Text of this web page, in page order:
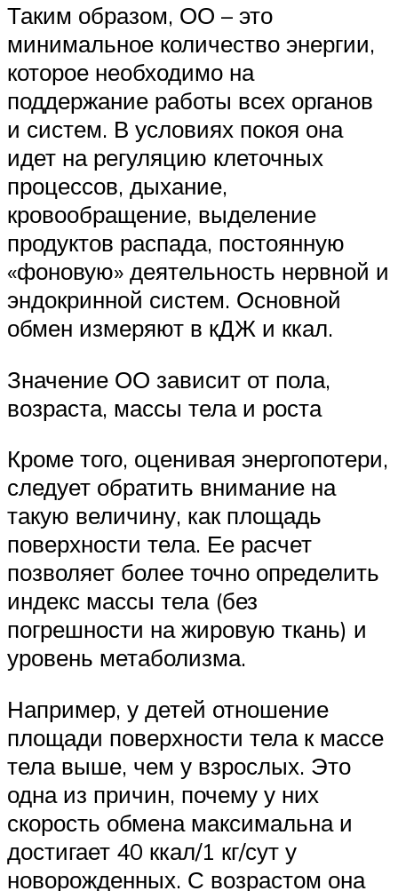
Таким образом, ОО – это
минимальное количество энергии,
которое необходимо на
поддержание работы всех органов
и систем. В условиях покоя она
идет на регуляцию клеточных
процессов, дыхание,
кровообращение, выделение
продуктов распада, постоянную
«фоновую» деятельность нервной и
эндокринной систем. Основной
обмен измеряют в кДЖ и ккал.
Значение ОО зависит от пола,
возраста, массы тела и роста
Кроме того, оценивая энергопотери,
следует обратить внимание на
такую величину, как площадь
поверхности тела. Ее расчет
позволяет более точно определить
индекс массы тела (без
погрешности на жировую ткань) и
уровень метаболизма.
Например, у детей отношение
площади поверхности тела к массе
тела выше, чем у взрослых. Это
одна из причин, почему у них
скорость обмена максимальна и
достигает 40 ккал/1 кг/сут у
новорожденных. С возрастом она